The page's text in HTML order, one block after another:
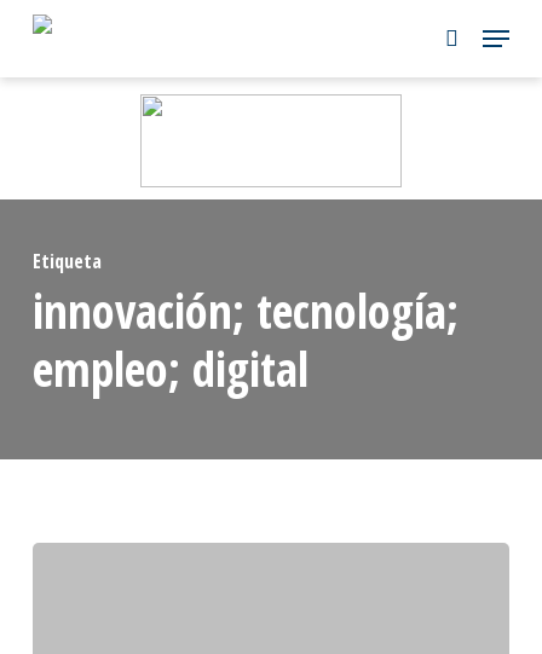
Skip
Etiqueta
innovación; tecnología;
empleo; digital